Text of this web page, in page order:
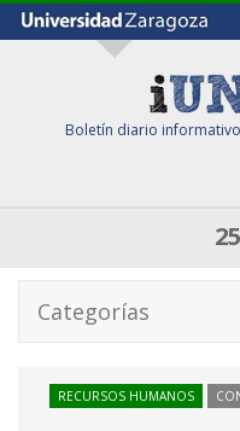
Boletín diario
Categorías
RECURSOS HUMANOS